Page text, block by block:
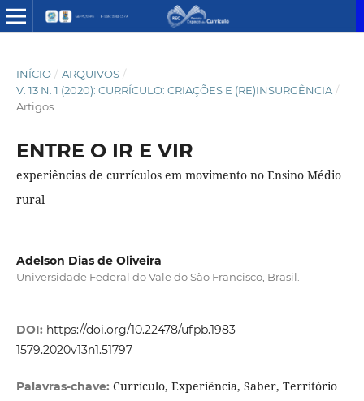
INÍCIO / ARQUIVOS /
V. 13 N. 1 (2020): CURRÍCULO: CRIAÇÕES E (RE)INSURGÊNCIA /
Artigos
ENTRE O IR E VIR
experiências de currículos em movimento no Ensino Médio
rural
Adelson Dias de Oliveira
Universidade Federal do Vale do São Francisco, Brasil.
DOI: https://doi.org/10.22478/ufpb.1983-
1579.2020v13n1.51797
Palavras-chave: Currículo, Experiência, Saber, Território